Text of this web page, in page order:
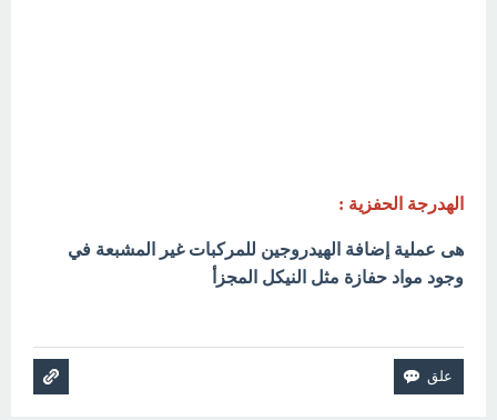
الهدرجة الحفزية :
هى عملية إضافة الهيدروجين للمركبات غير المشبعة في
وجود مواد حفازة مثل النيكل المجزأ